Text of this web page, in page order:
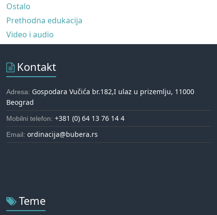
Ostalo
Prethodna edukacija
Video i audio
Kontakt
Adresa: Gospodara Vučića br.182,I ulaz u prizemlju, 11000
Beograd
Mobilni telefon:+381 (0) 64 13 76 14 4
Email:ordinacija@bubera.rs
Teme